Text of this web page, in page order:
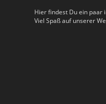
Hier findest Du ein paar
Viel Spaß auf unserer